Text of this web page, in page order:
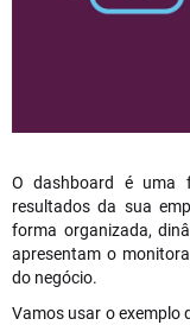
O dashboard é uma
resultados da sua
forma organizada,
apresentam o
do negócio.
Vamos usar o exemplo